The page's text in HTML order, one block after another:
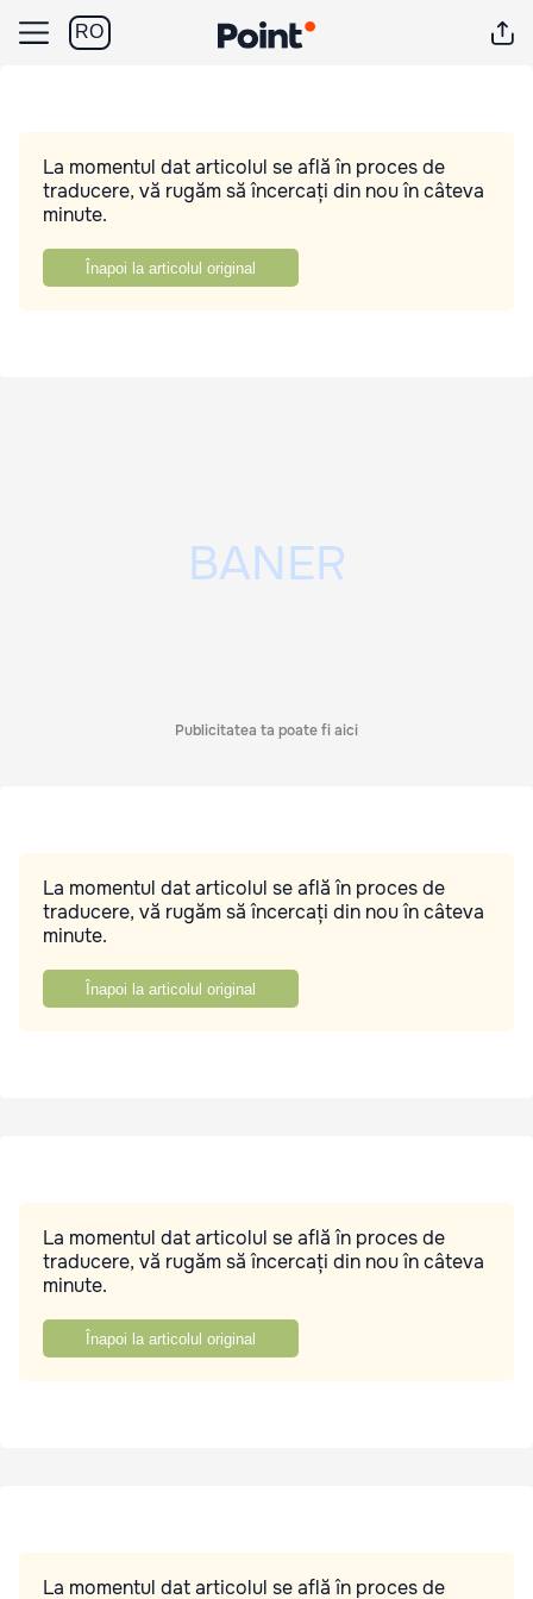
RO
La momentul dat articolul se află în proces de
traducere, vă rugăm să încercați din nou în câteva
minute.
Înapoi la articolul original
Publicitatea ta poate fi aici
La momentul dat articolul se află în proces de
traducere, vă rugăm să încercați din nou în câteva
minute.
Înapoi la articolul original
La momentul dat articolul se află în proces de
traducere, vă rugăm să încercați din nou în câteva
minute.
Înapoi la articolul original
La momentul dat articolul se află în proces de